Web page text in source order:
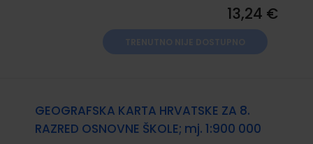
13,24 €
GEOGRAFSKA KARTA HRVATSKE ZA 8.
RAZRED OSNOVNE ŠKOLE; mj. 1:900 000